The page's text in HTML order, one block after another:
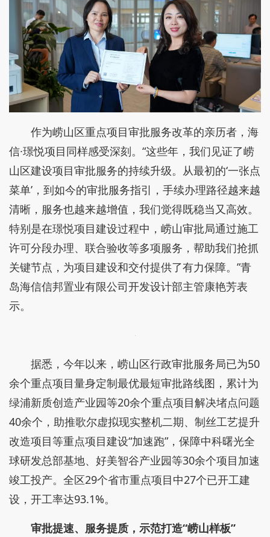
作为崂山区重点项目审批服务改革的亲历者，海
信·璟悦项目同样感受深刻。“这些年，我们见证了崂
山区建设项目审批服务的持续升级。从最初的‘一张点
菜单’，到如今的审批服务指引，手续办理路径越来越
清晰，服务也越来越增值，我们觉得既稳当又高效。
特别是在璟悦项目建设过程中，崂山审批局通过施工
许可分段办理、联合验收等多项服务，帮助我们抢抓
关键节点，为项目建设和交付提供了有力保障。”青
岛海信信邦置业有限公司开发设计部主管康艳芳表
示。
据悉，今年以来，崂山区行政审批服务局已为50
余个重点项目量身定制最优最短审批路线图，累计为
绿浦新质创造产业园等20余个重点项目解决堵点问题
40余个，助推歌尔虚拟现实整机二期、制丝工艺提升
改造项目等重点项目建设“加速跑”，保障中科曙光全
球研发总部基地、好美智谷产业园等30余个项目加速
竣工投产。全区29个省市重点项目中27个已开工建
设，开工率达93.1%。
审批提速、服务提质，示范打造“崂山样板”